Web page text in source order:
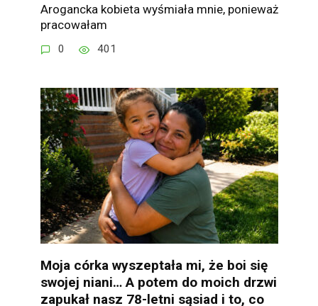
Arogancka kobieta wyśmiała mnie, ponieważ
pracowałam
0 401
Moja córka wyszeptała mi, że boi się
swojej niani… A potem do moich drzwi
zapukał nasz 78-letni sąsiad i to, co